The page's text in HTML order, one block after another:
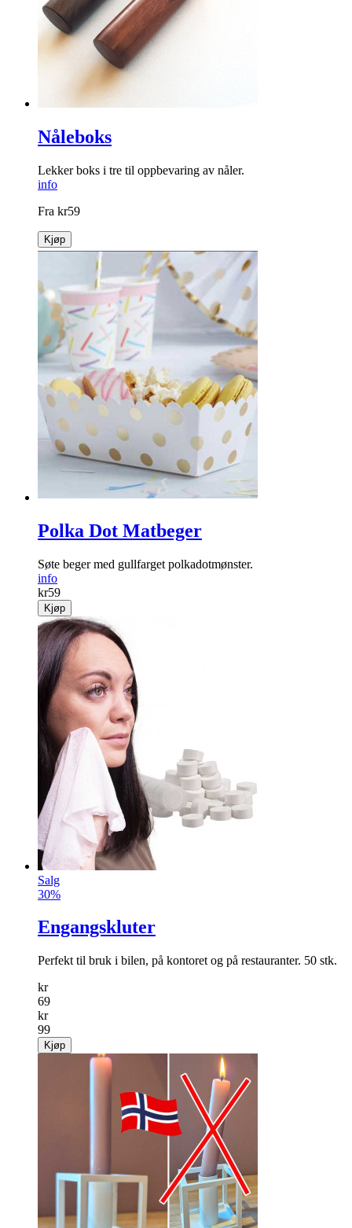
Nåleboks
Lekker boks i tre til oppbevaring av nåler.
info
Fra kr59
Kjøp
Polka Dot Matbeger
Søte beger med gullfarget polkadotmønster.
info
kr59
Kjøp
Salg
30%
Engangskluter
Perfekt til bruk i bilen, på kontoret og på restauranter. 50 stk.
kr
69
kr
99
Kjøp